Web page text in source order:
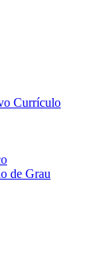
Currículo
de Grau